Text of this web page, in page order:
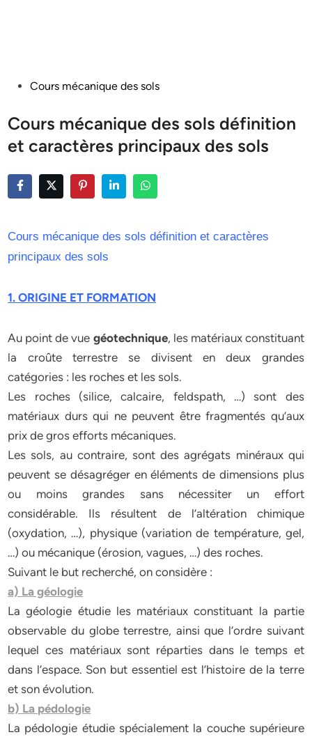
PostedCours mécanique des sols
Cours mécanique des sols définition
et caractères principaux des sols
Cours mécanique des sols définition et caractères
principaux des sols
1. ORIGINE ET FORMATION
Au point de vue géotechnique, les matériaux constituant
la croûte terrestre se divisent en deux grandes
catégories : les roches et les sols.
Les roches (silice, calcaire, feldspath, …) sont des
matériaux durs qui ne peuvent être fragmentés qu’aux
prix de gros efforts mécaniques.
Les sols, au contraire, sont des agrégats minéraux qui
peuvent se désagréger en éléments de dimensions plus
ou moins grandes sans nécessiter un effort
considérable. Ils résultent de l’altération chimique
(oxydation, …), physique (variation de température, gel,
…) ou mécanique (érosion, vagues, …) des roches.
Suivant le but recherché, on considère :
a) La géologie
La géologie étudie les matériaux constituant la partie
observable du globe terrestre, ainsi que l’ordre suivant
lequel ces matériaux sont réparties dans le temps et
dans l’espace. Son but essentiel est l’histoire de la terre
et son évolution.
b) La pédologie
La pédologie étudie spécialement la couche supérieure